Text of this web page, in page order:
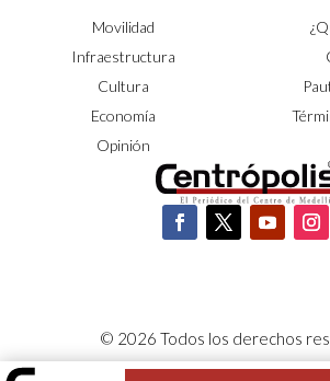
Movilidad
Infraestructura
Cultura
Economía
Opinión
© 2026 Todos los derechos
CORPOCENTRO | Hecho con